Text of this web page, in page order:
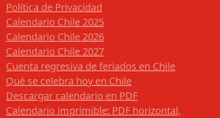
Política de Privacidad
Calendario Chile 2025
Calendario Chile 2026
Calendario Chile 2027
Cuenta regresiva de feriados en Chile
Qué se celebra hoy en Chile
Descargar calendario en PDF
Calendario imprimible: PDF horizontal,